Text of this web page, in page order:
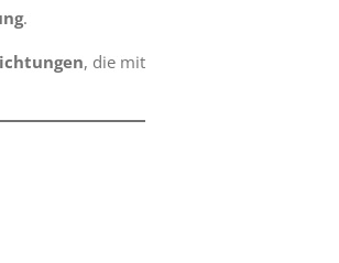
.
, die mit